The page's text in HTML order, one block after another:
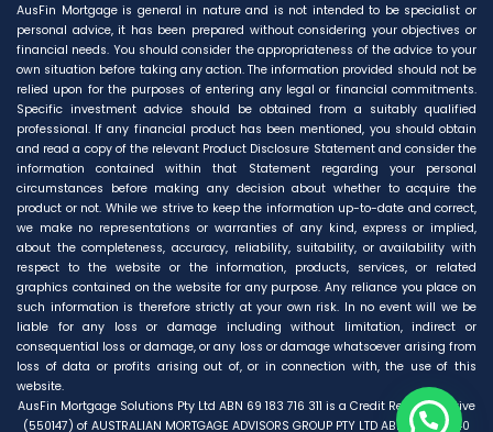
AusFin Mortgage is general in nature and is not intended to be specialist or
personal advice, it has been prepared without considering your objectives or
financial needs. You should consider the appropriateness of the advice to your
own situation before taking any action. The information provided should not be
relied upon for the purposes of entering any legal or financial commitments.
Specific investment advice should be obtained from a suitably qualified
professional. If any financial product has been mentioned, you should obtain
and read a copy of the relevant Product Disclosure Statement and consider the
information contained within that Statement regarding your personal
circumstances before making any decision about whether to acquire the
product or not. While we strive to keep the information up-to-date and correct,
we make no representations or warranties of any kind, express or implied,
about the completeness, accuracy, reliability, suitability, or availability with
respect to the website or the information, products, services, or related
graphics contained on the website for any purpose. Any reliance you place on
such information is therefore strictly at your own risk. In no event will we be
liable for any loss or damage including without limitation, indirect or
consequential loss or damage, or any loss or damage whatsoever arising from
loss of data or profits arising out of, or in connection with, the use of this
website.
AusFin Mortgage Solutions Pty Ltd ABN 69 183 716 311 is a Credit Representative
(550147) of AUSTRALIAN MORTGAGE ADVISORS GROUP PTY LTD ABN 17 098 840